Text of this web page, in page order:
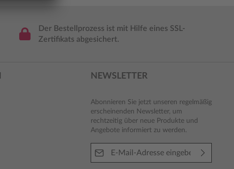
Der Bestellprozess ist mit Hilfe eines SSL-
Zertifikats abgesichert.
NEWSLETTER
Abonnieren Sie jetzt unseren regelmäßig
erscheinenden Newsletter, um
rechtzeitig über neue Produkte und
Angebote informiert zu werden.